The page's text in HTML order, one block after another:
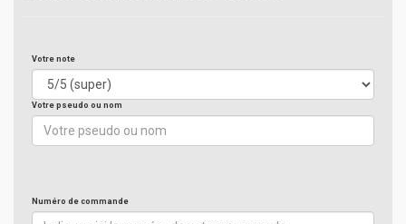
Votre note
Votre pseudo ou nom
Numéro de commande